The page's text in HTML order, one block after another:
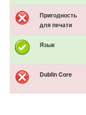
Пригодность
для печати
Язык
Dublin Core